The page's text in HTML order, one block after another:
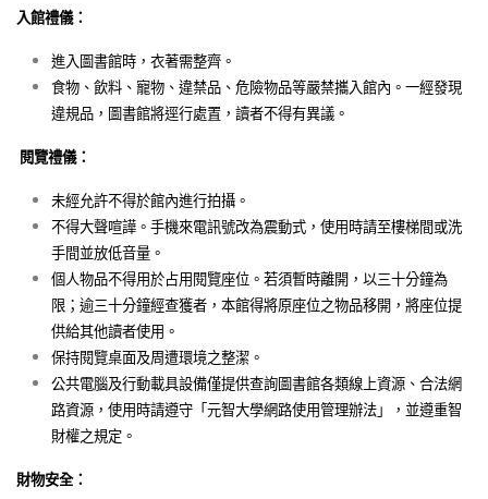
入館禮儀：
進入圖書館時，衣著需整齊。
食物、飲料、寵物、違禁品、危險物品等嚴禁攜入館內。一經發現
違規品，圖書館將逕行處置，讀者不得有異議。
閱覽禮儀：
未經允許不得於館內進行拍攝。
不得大聲喧譁。手機來電訊號改為震動式，使用時請至樓梯間或洗
手間並放低音量。
個人物品不得用於占用閱覽座位。若須暫時離開，以三十分鐘為
限；逾三十分鐘經查獲者，本館得將原座位之物品移開，將座位提
供給其他讀者使用。
保持閱覽桌面及周遭環境之整潔。
公共電腦及行動載具設備僅提供查詢圖書館各類線上資源、合法網
路資源，使用時請遵守「元智大學網路使用管理辦法」，並遵重智
財權之規定。
財物安全：